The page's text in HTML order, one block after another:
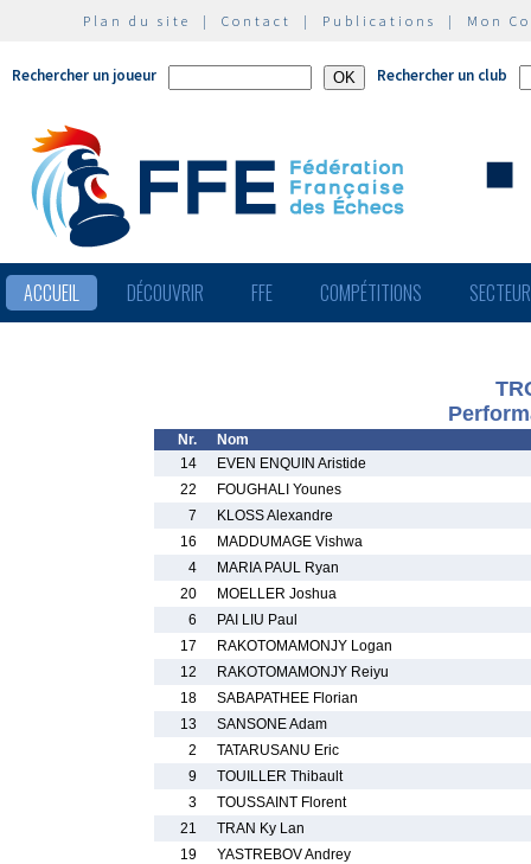
Plan du site | Contact | Publications | Mon
Rechercher un joueur Rechercher un club
ACCUEIL DÉCOUVRIR FFE COMPÉTITIONS
Nr.
Nom
14
EVEN ENQUIN Aristide
22
FOUGHALI Younes
7
KLOSS Alexandre
16
MADDUMAGE Vishwa
4
MARIA PAUL Ryan
20
MOELLER Joshua
6
PAI LIU Paul
17
RAKOTOMAMONJY Logan
12
RAKOTOMAMONJY Reiyu
18
SABAPATHEE Florian
13
SANSONE Adam
2
TATARUSANU Eric
9
TOUILLER Thibault
3
TOUSSAINT Florent
21
TRAN Ky Lan
19
YASTREBOV Andrey